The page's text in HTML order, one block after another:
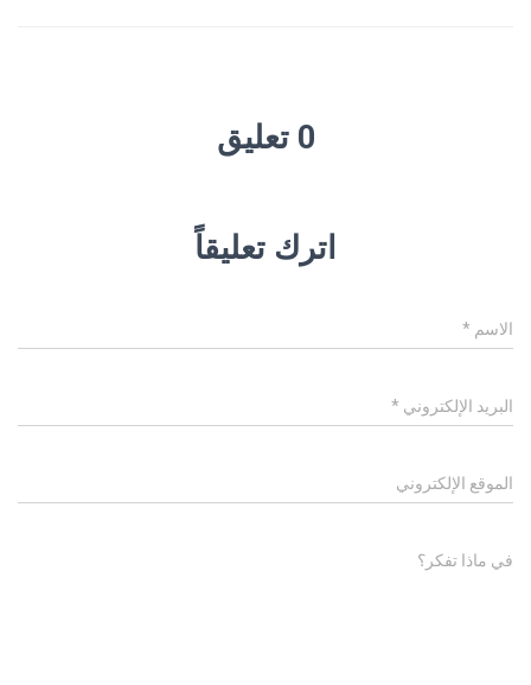
0 تعليق
اترك تعليقاً
الاسم *
البريد الإلكتروني *
الموقع الإلكتروني
في ماذا تفكر؟